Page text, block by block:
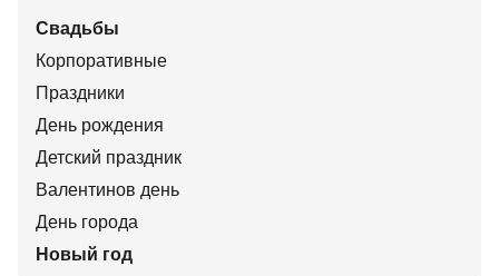
Свадьбы
Корпоративные
Праздники
День рождения
Детский праздник
Валентинов день
День города
Новый год